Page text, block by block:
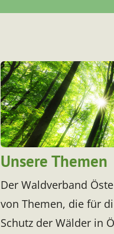
Unsere Themen
Der Waldverband
von Themen, die für
Schutz der Wälder in